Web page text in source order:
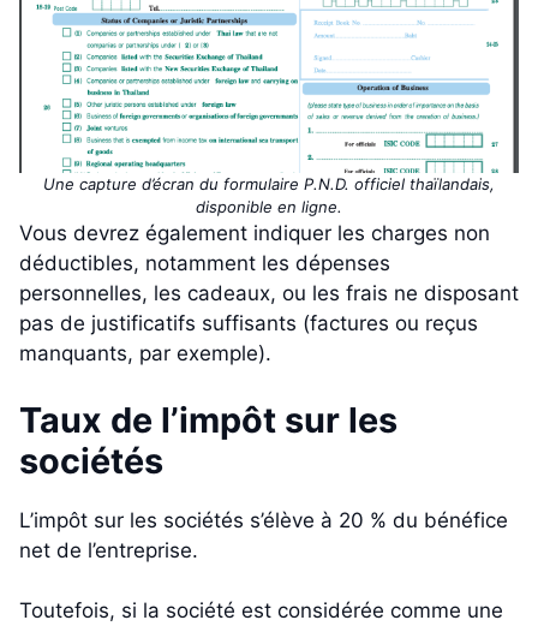
Une capture d’écran du formulaire P.N.D. officiel thaïlandais,
disponible en ligne.
Vous devrez également indiquer les charges non
déductibles, notamment les dépenses
personnelles, les cadeaux, ou les frais ne disposant
pas de justificatifs suffisants (factures ou reçus
manquants, par exemple).
Taux de l’impôt sur les
sociétés
L’impôt sur les sociétés s’élève à 20 % du bénéfice
net de l’entreprise.
Toutefois, si la société est considérée comme une